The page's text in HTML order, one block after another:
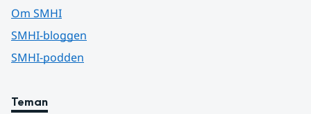
Om SMHI
SMHI-bloggen
SMHI-podden
Teman